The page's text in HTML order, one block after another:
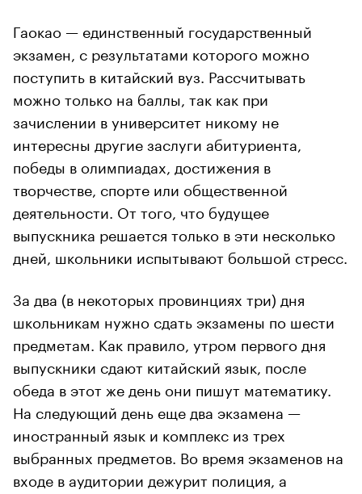
Гаокао — единственный государственный
экзамен, с результатами которого можно
поступить в китайский вуз. Рассчитывать
можно только на баллы, так как при
зачислении в университет никому не
интересны другие заслуги абитуриента,
победы в олимпиадах, достижения в
творчестве, спорте или общественной
деятельности. От того, что будущее
выпускника решается только в эти несколько
дней, школьники испытывают большой стресс.
За два (в некоторых провинциях три) дня
школьникам нужно сдать экзамены по шести
предметам. Как правило, утром первого дня
выпускники сдают китайский язык, после
обеда в этот же день они пишут математику.
На следующий день еще два экзамена —
иностранный язык и комплекс из трех
выбранных предметов. Во время экзаменов на
входе в аудитории дежурит полиция, а